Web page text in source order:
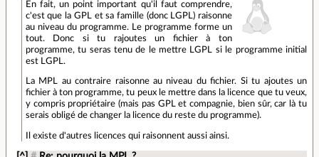
En fait, un point important qu'il faut comprendre,
c'est que la GPL et sa famille (donc LGPL) raisonne
au niveau du programme. Le programme forme un
tout. Donc si tu rajoutes un fichier à ton
programme, tu seras tenu de le mettre LGPL si le programme initial
est LGPL.
La MPL au contraire raisonne au niveau du fichier. Si tu ajoutes un
fichier à ton programme, tu peux le mettre dans la licence que tu veux,
y compris propriétaire (mais pas GPL et compagnie, bien sûr, car là tu
serais obligé de changer la licence du reste du programme).
Il existe d'autres licences qui raisonnent aussi ainsi.